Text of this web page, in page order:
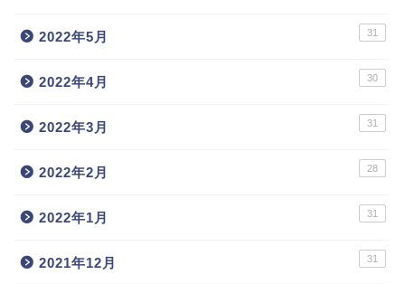
2022年5月 31
2022年4月 30
2022年3月 31
2022年2月 28
2022年1月 31
2021年12月 31